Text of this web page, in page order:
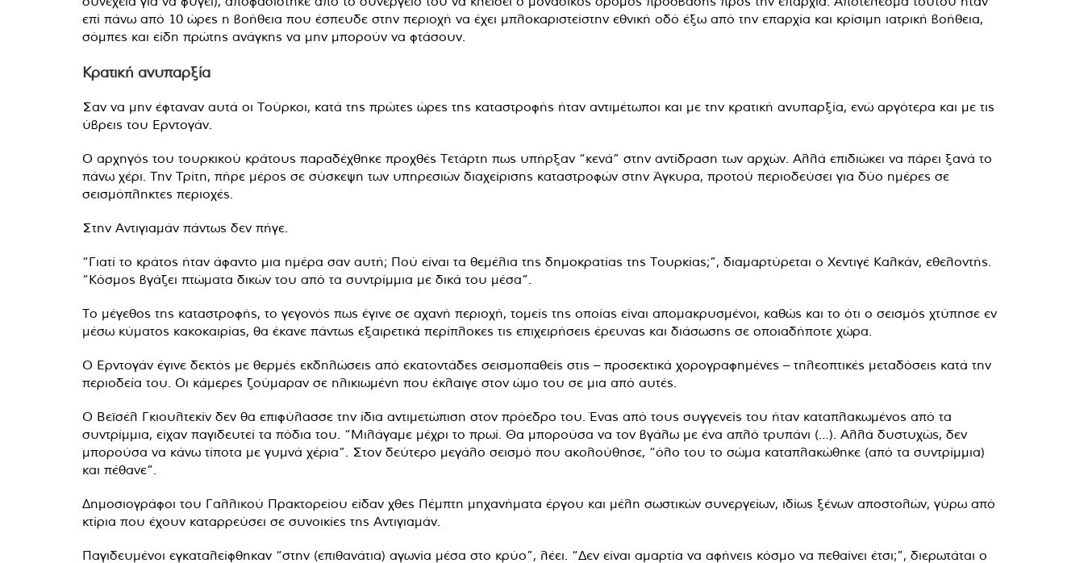
επί πάνω από 10 ώρες η βοήθεια που έσπευδε στην περιοχή να έχει μπλοκαριστείστην εθνική οδό έξω από την επαρχία και κρίσιμη ιατρική βοήθεια,
σόμπες και είδη πρώτης ανάγκης να μην μπορούν να φτάσουν.
Κρατική ανυπαρξία
Σαν να μην έφταναν αυτά οι Τούρκοι, κατά της πρώτες ώρες της καταστροφής ήταν αντιμέτωποι και με την κρατική ανυπαρξία, ενώ αργότερα και με τις
ύβρεις του Ερντογάν.
Ο αρχηγός του τουρκικού κράτους παραδέχθηκε προχθές Τετάρτη πως υπήρξαν “κενά” στην αντίδραση των αρχών. Αλλά επιδιώκει να πάρει ξανά το
πάνω χέρι. Την Τρίτη, πήρε μέρος σε σύσκεψη των υπηρεσιών διαχείρισης καταστροφών στην Άγκυρα, προτού περιοδεύσει για δύο ημέρες σε
σεισμόπληκτες περιοχές.
Στην Αντιγιαμάν πάντως δεν πήγε.
“Γιατί το κράτος ήταν άφαντο μια ημέρα σαν αυτή; Πού είναι τα θεμέλια της δημοκρατίας της Τουρκίας;”, διαμαρτύρεται ο Χεντιγέ Καλκάν, εθελοντής.
“Κόσμος βγάζει πτώματα δικών του από τα συντρίμμια με δικά του μέσα”.
Το μέγεθος της καταστροφής, το γεγονός πως έγινε σε αχανή περιοχή, τομείς της οποίας είναι απομακρυσμένοι, καθώς και το ότι ο σεισμός χτύπησε εν
μέσω κύματος κακοκαιρίας, θα έκανε πάντως εξαιρετικά περίπλοκες τις επιχειρήσεις έρευνας και διάσωσης σε οποιαδήποτε χώρα.
Ο Ερντογάν έγινε δεκτός με θερμές εκδηλώσεις από εκατοντάδες σεισμοπαθείς στις – προσεκτικά χορογραφημένες – τηλεοπτικές μεταδόσεις κατά την
περιοδεία του. Οι κάμερες ζούμαραν σε ηλικιωμένη που έκλαιγε στον ώμο του σε μια από αυτές.
Ο Βεϊσέλ Γκιουλτεκίν δεν θα επιφύλασσε την ίδια αντιμετώπιση στον πρόεδρο του. Ένας από τους συγγενείς του ήταν καταπλακωμένος από τα
συντρίμμια, είχαν παγιδευτεί τα πόδια του. “Μιλάγαμε μέχρι το πρωί. Θα μπορούσα να τον βγάλω με ένα απλό τρυπάνι (…). Αλλά δυστυχώς, δεν
μπορούσα να κάνω τίποτα με γυμνά χέρια”. Στον δεύτερο μεγάλο σεισμό που ακολούθησε, “όλο του το σώμα καταπλακώθηκε (από τα συντρίμμια)
και πέθανε”.
Δημοσιογράφοι του Γαλλικού Πρακτορείου είδαν χθες Πέμπτη μηχανήματα έργου και μέλη σωστικών συνεργείων, ιδίως ξένων αποστολών, γύρω από
κτίρια που έχουν καταρρεύσει σε συνοικίες της Αντιγιαμάν.
Παγιδευμένοι εγκαταλείφθηκαν “στην (επιθανάτια) αγωνία μέσα στο κρύο”, λέει. “Δεν είναι αμαρτία να αφήνεις κόσμο να πεθαίνει έτσι;”, διερωτάται ο